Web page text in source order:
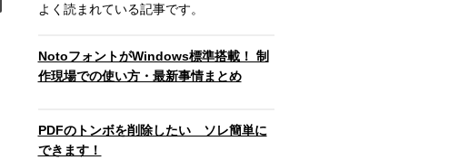
よく読まれている記事です。
NotoフォントがWindows標準搭載！ 制
作現場での使い方・最新事情まとめ
PDFのトンボを削除したい ソレ簡単に
できます！